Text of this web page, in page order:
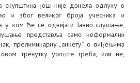
још није донела одлуку о
и због великог броја учесника и
у ком ће се одвијати Јавно слушање,
представља само неформални
прелиминарну „анкету“ о виђењима
тренутку уопште треба, или не,